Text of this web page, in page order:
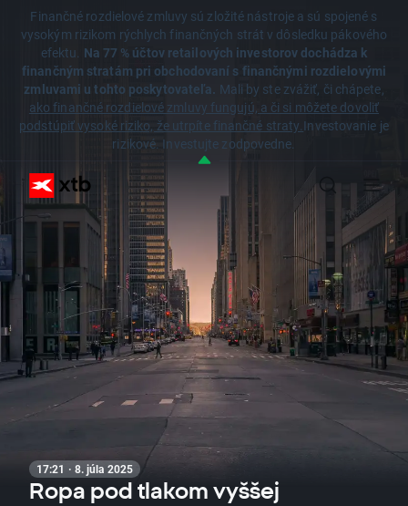
Finančné rozdielové zmluvy sú zložité nástroje a sú spojené s
vysokým rizikom rýchlych finančných strát v dôsledku pákového
efektu. Na 77 % účtov retailových investorov dochádza k
finančným stratám pri obchodovaní s finančnými rozdielovými
zmluvami u tohto poskytovateľa. Mali by ste zvážiť, či chápete,
ako finančné rozdielové zmluvy fungujú, a či si môžete dovoliť
podstúpiť vysoké riziko, že utrpíte finančné straty.Investovanie je
rizikové. Investujte zodpovedne.
17:21 · 8. júla 2025
Ropa pod tlakom vyššej